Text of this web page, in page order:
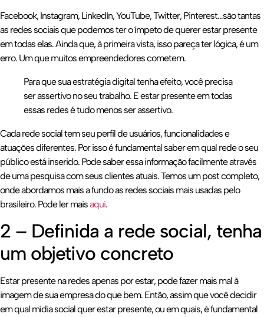
Facebook, Instagram, LinkedIn, YouTube, Twitter, Pinterest…são tantas
as redes sociais que podemos ter o ímpeto de querer estar presente
em todas elas. Ainda que, à primeira vista, isso pareça ter lógica, é um
erro. Um que muitos empreendedores cometem.
Para que sua estratégia digital tenha efeito, você precisa
ser assertivo no seu trabalho. E estar presente em todas
essas redes é tudo menos ser assertivo.
Cada rede social tem seu perfil de usuários, funcionalidades e
atuações diferentes. Por isso é fundamental saber em qual rede o seu
público está inserido. Pode saber essa informação facilmente através
de uma pesquisa com seus clientes atuais. Temos um post completo,
onde abordamos mais a fundo as redes sociais mais usadas pelo
brasileiro. Pode ler maisaqui.
2 – Definida a rede social, tenha
um objetivo concreto
Estar presente na redes apenas por estar, pode fazer mais mal à
imagem de sua empresa do que bem. Então, assim que você decidir
em qual mídia social quer estar presente, ou em quais, é fundamental